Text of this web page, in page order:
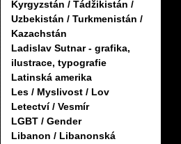
Kyrgyzstán / Tádžikistán /
Uzbekistán / Turkmenistán /
Kazachstán
Ladislav Sutnar - grafika,
ilustrace, typografie
Latinská amerika
Les / Myslivost / Lov
Letectví / Vesmír
LGBT / Gender
Libanon / Libanonská